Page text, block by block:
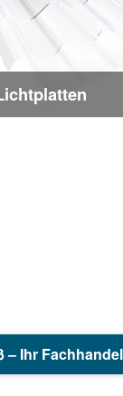
Ihr